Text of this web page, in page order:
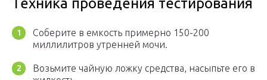
Техника проведения тестирования
Соберите в емкость примерно 150-200
миллилитров утренней мочи.
Возьмите чайную ложку средства, насыпьте его в